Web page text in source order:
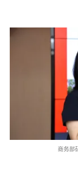
商务部